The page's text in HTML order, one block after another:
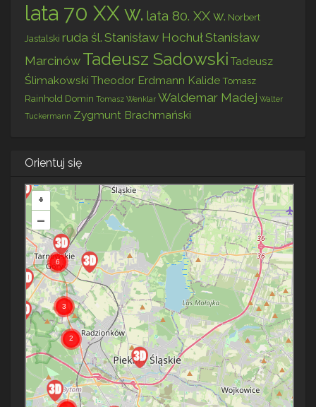
lata 70 XX w. lata 80. XX w. Norbert
Jastalski ruda śl. Stanisław HochułStanisław
Marcinów Tadeusz Sadowski Tadeusz
Ślimakowski Theodor Erdmann KalideTomasz
Rainhold Domin Tomasz Wenklar Waldemar Madej Walter
Tuckermann Zygmunt Brachmański
Orientuj się
+
–